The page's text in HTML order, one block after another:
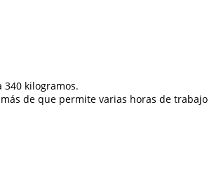
kilogramos.
de que permite varias horas de trabajo